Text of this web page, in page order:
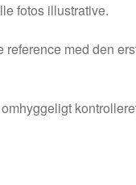
fotos illustrative.
med den